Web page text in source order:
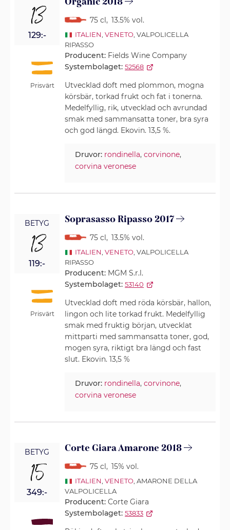
13
129:-
Prisvärt
75 cl, 13.5% vol.
ITALIEN VENETO, VALPOLICELLA
RIPASSO
Producent: Fields Wine Company
Systembolaget: 52568
Utvecklad doft med plommon, mogna
körsbär, torkad frukt och fat i tonerna.
Medelfyllig, rik, utvecklad och avrundad
smak med sammansatta toner, bra syra
och god längd. Ekovin. 13,5 %.
Druvor: rondinella,corvinone,
corvina veronese
BETYG
13
119:-
Prisvärt
Soprasasso Ripasso 2017
75 cl, 13.5% vol.
ITALIEN VENETO, VALPOLICELLA
RIPASSO
Producent: MGM S.r.l.
Systembolaget: 53140
Utvecklad doft med röda körsbär, hallon,
lingon och lite torkad frukt. Medelfyllig
smak med fruktig början, utvecklat
mittparti med sammansatta toner, god,
mogen syra, riktigt bra längd och fast
slut. Ekovin. 13,5 %
Druvor: rondinella,corvinone,
corvina veronese
BETYG
15
349:-
Corte Giara Amarone 2018
75 cl, 15% vol.
ITALIEN VENETO, AMARONE DELLA
VALPOLICELLA
Producent:Corte Giara
Systembolaget: 53833